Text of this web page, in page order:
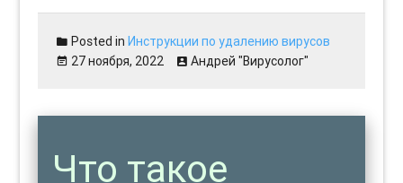
Posted inИнструкции по удалению вирусов
27 ноября, 2022
Андрей "Вирусолог"
Что такое